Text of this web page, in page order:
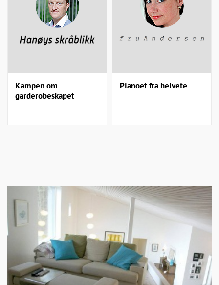
Kampen om
garderobeskapet
Pianoet fra helvete